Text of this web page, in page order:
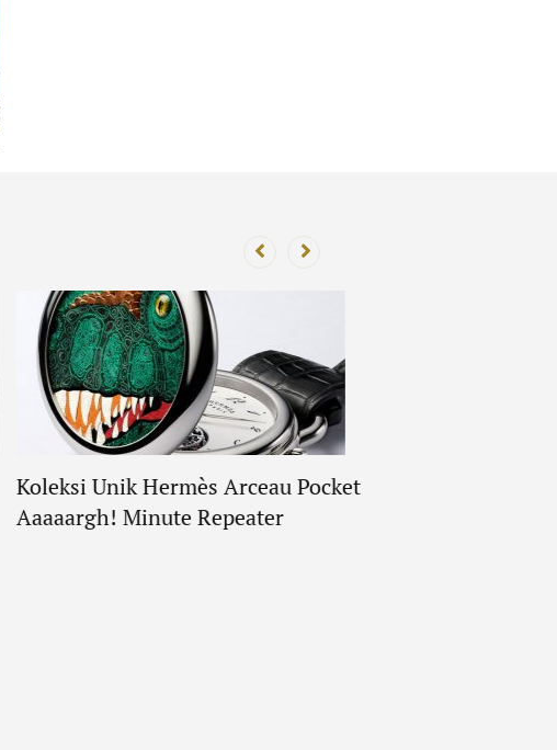
Koleksi Unik Hermès Arceau Pocket
Aaaaargh! Minute Repeater